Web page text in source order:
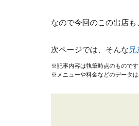
なので今回のこの出店も
次ページでは、そんな
※記事内容は執筆時点のものです
※メニューや料金などのデータは